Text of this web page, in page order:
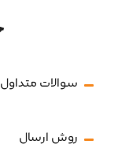
سوالات متداول
روش ارسال